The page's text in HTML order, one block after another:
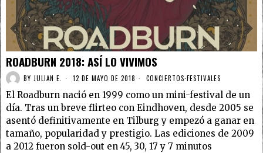
ROADBURN 2018: ASÍ LO VIVIMOS
BY JULIAN E. 12 DE MAYO DE 2018 CONCIERTOS·FESTIVALES
El Roadburn nació en 1999 como un mini-festival de un
día. Tras un breve flirteo con Eindhoven, desde 2005 se
asentó definitivamente en Tilburg y empezó a ganar en
tamaño, popularidad y prestigio. Las ediciones de 2009
a 2012 fueron sold-out en 45, 30, 17 y 7 minutos